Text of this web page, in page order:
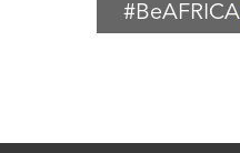
#BeAFRICA